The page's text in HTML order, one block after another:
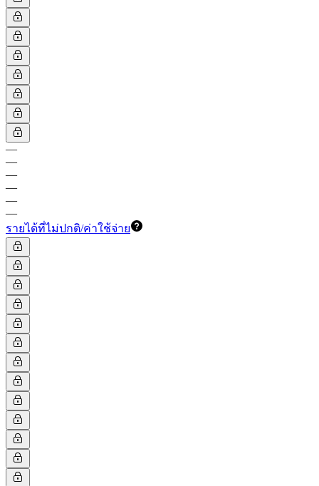
—
—
—
—
—
—
รายได้ที่ไม่ปกติ/ค่าใช้จ่าย